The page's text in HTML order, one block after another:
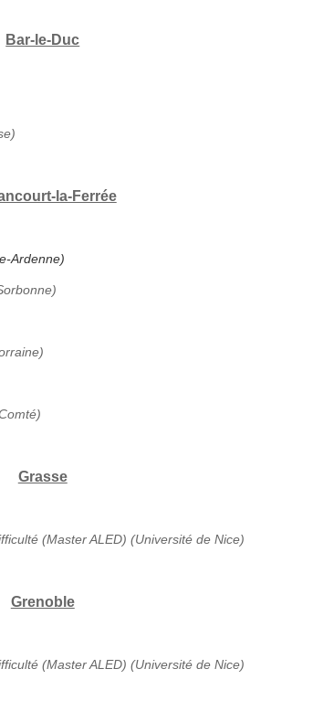
Bar-le-Duc
la-Ferrée
Ardenne)
Grasse
(Master ALED) (Université de Nice)
Grenoble
(Master ALED) (Université de Nice)